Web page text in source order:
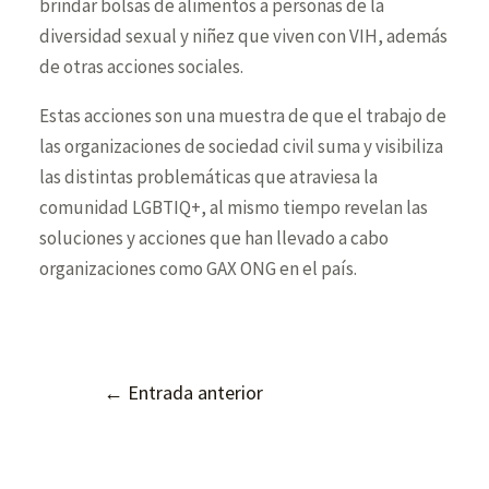
brindar bolsas de alimentos a personas de la
diversidad sexual y niñez que viven con VIH, además
de otras acciones sociales.
Estas acciones son una muestra de que el trabajo de
las organizaciones de sociedad civil suma y visibiliza
las distintas problemáticas que atraviesa la
comunidad LGBTIQ+, al mismo tiempo revelan las
soluciones y acciones que han llevado a cabo
organizaciones como GAX ONG en el país.
← Entrada anterior